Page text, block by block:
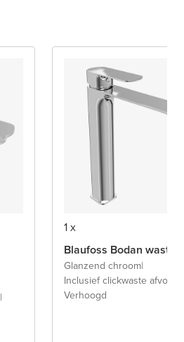
|
1 x
Blaufoss Bodan
Glanzend chroom|
Inclusief clickwaste
Verhoogd